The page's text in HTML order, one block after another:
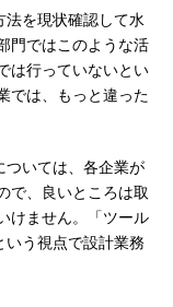
を現状確認して水
門ではこのような活
は行っていないとい
では、もっと違った
いては、各企業が
で、良いところは取
けません。「ツール
いう視点で設計業務